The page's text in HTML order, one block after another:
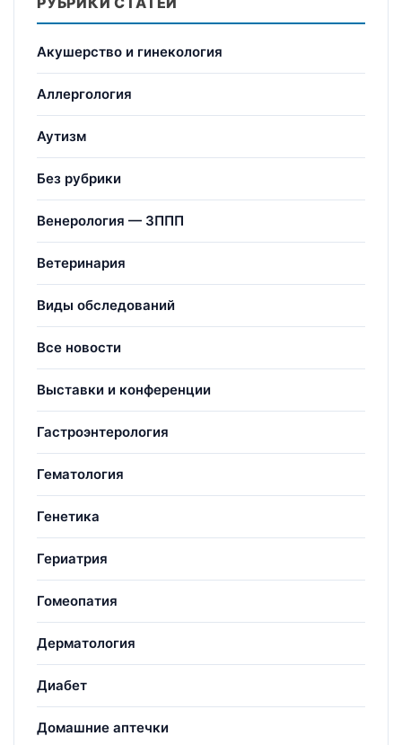
Акушерство и гинекология
Аллергология
Аутизм
Без рубрики
Венерология — ЗППП
Ветеринария
Виды обследований
Все новости
Выставки и конференции
Гастроэнтерология
Гематология
Генетика
Гериатрия
Гомеопатия
Дерматология
Диабет
Домашние аптечки